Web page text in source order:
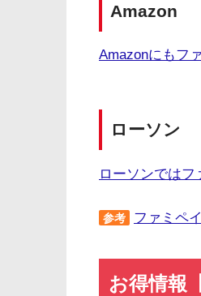
Amazon
Amazonにもフ
ローソン
ローソンではフ
参考 ファミペ
お得情報